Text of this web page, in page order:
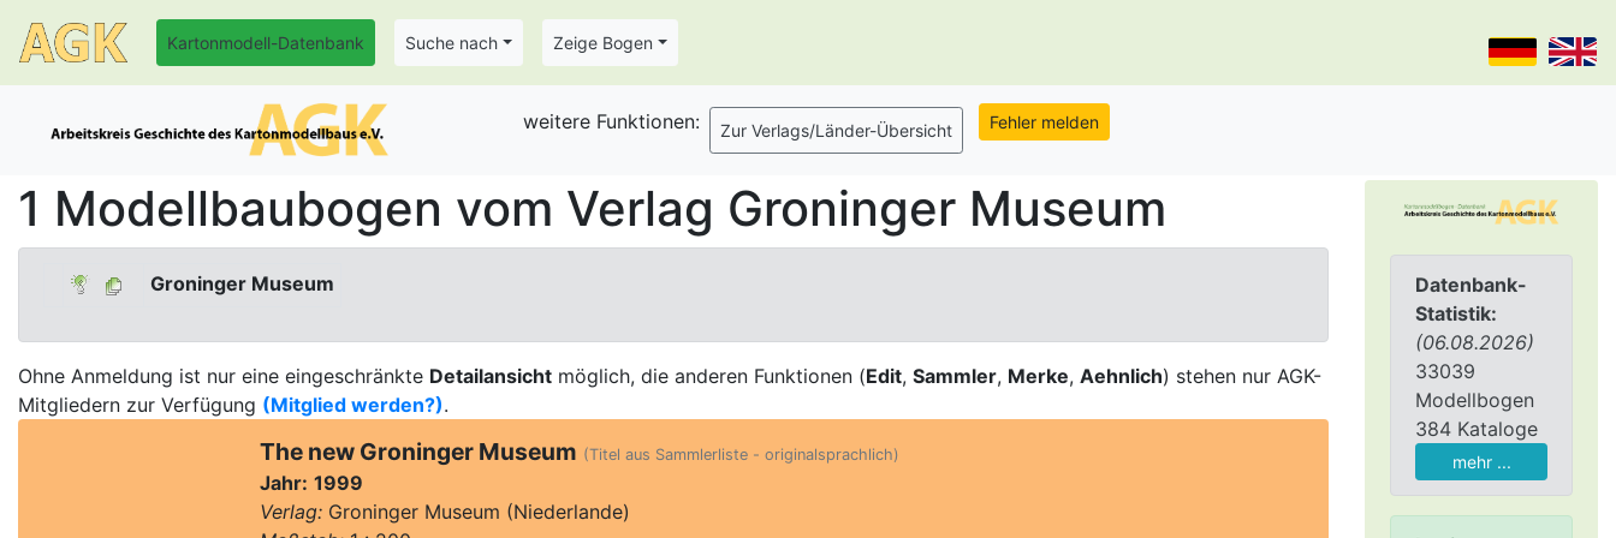
Kartonmodell-Datenbank Suche nach Zeige Bogen
Datenbank-
Statistik:
(06.08.2026)
33039
Modellbogen
384 Kataloge
mehr ...
weitere Funktionen:
1 Modellbaubogen vom Verlag Groninger Museum
Groninger Museum
Ohne Anmeldung ist nur eine eingeschränkte Detailansicht möglich, die anderen Funktionen (Edit, Sammler, Merke, Aehnlich) stehen nur AGK-
Mitgliedern zur Verfügung (Mitglied werden?).
The new Groninger Museum (Titel aus Sammlerliste - originalsprachlich)
Jahr: 1999
Verlag:Groninger Museum (Niederlande)